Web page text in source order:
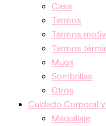
Casa
Termos
Termos
Termos
Mugs
Sombrillas
Otros
Cuidado Corporal
Maquillaje